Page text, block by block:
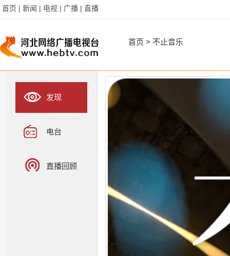
首页 | 新闻 | 电视 | 广播 | 直播
首页 > 不止音乐
发现
电台
直播回顾